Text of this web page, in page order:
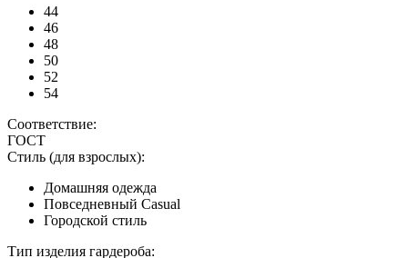
44
46
48
50
52
54
Соответствие:
ГОСТ
Стиль (для взрослых):
Домашняя одежда
Повседневный Casual
Городской стиль
Тип изделия гардероба: